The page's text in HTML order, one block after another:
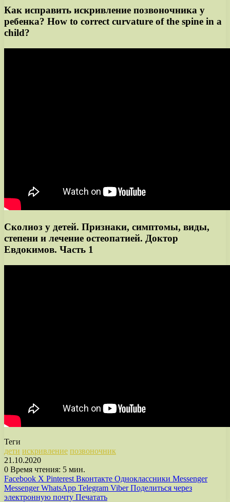
Как исправить искривление позвоночника у
ребенка? How to correct curvature of the spine in a
child?
Cколиоз у детей. Признаки, симптомы, виды,
степени и лечение остеопатией. Доктор
Евдокимов. Часть 1
Теги
дети искривление позвоночник
21.10.2020
0 Время чтения: 5 мин.
Facebook X Pinterest Вконтакте Одноклассники Messenger
Messenger WhatsApp Telegram Viber Поделиться через
электронную почту Печатать